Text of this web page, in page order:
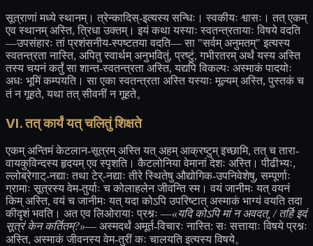
सूत्राणां मध्ये स्थानम्। त्रेन्कादिस्-इत्यस्य सन्धिः। स्वकीयः श्वासः। तत् एकम्
एव स्थानम् अस्ति, त्रिधा उक्तम्। इयं कथा यस्याः स्वतन्त्रतायाः विषये वदति
—उपसंहारः तां प्रशंसनीय-स्पष्टतया वदति— सा "सर्वम् अनुमतम्" इत्यस्य
स्वतन्त्रता नास्ति, अपितु स्वार्थम् अनुभवितुं, प्रष्टुं, गभीरतरम् अर्थं यस्य अस्ति
तस्य चयनं कर्तुं सा शान्त-स्वतन्त्रता अस्ति, यद्यपि विकल्पः अस्माकं पादयोः
अधः भूमिं कम्पयति। सा एका स्वतन्त्रता अस्ति यस्याः मूल्यम् अस्ति, पुस्तकं च
तं न गूहते, यथा तत् सीवनीं न गूहते。
VI. तत् कार्यं यत् चलितुं शिक्षते
एकम् अन्तिमं केटलान-सूत्रम् अस्ति यत् अहम् आक्रष्टुम् इच्छामि, तत् च तारा-
वायकुविन्दस्य हृदयम् एव स्पृशति। कैटलोनिया वेमानां देशः अस्ति। पीढीभ्यः,
ल्लोब्रेगाट्-नद्याः तथा टेर्-नद्याः तीरे स्थितेषु औद्योगिक-उपनिवेशेषु, सम्पूर्णाः
ग्रामाः सूत्रस्य वेम-तुर्याः च कोलाहलेन जीवन्ति स्म। वयं जानीमः यत् वयनं
किम् अस्ति, वयं च जानीमः यत् यदा कोऽपि उपरिष्टात् अस्माकं भाग्यं वयति तदा
कीदृशं भवति। अत एव लिओरायाः प्रश्नः —«यदि कोऽपि मां न अवदत्, / तर्हि इदं
सूत्रं केन कर्तितम्?»— अस्मदर्थं अमूर्त-विचारः नास्ति: सः सत्तायाः विषये प्रश्नः
अस्ति, अस्माकं जीवनस्य वेम-तुरीं कः चालयति इत्यस्य विषये。